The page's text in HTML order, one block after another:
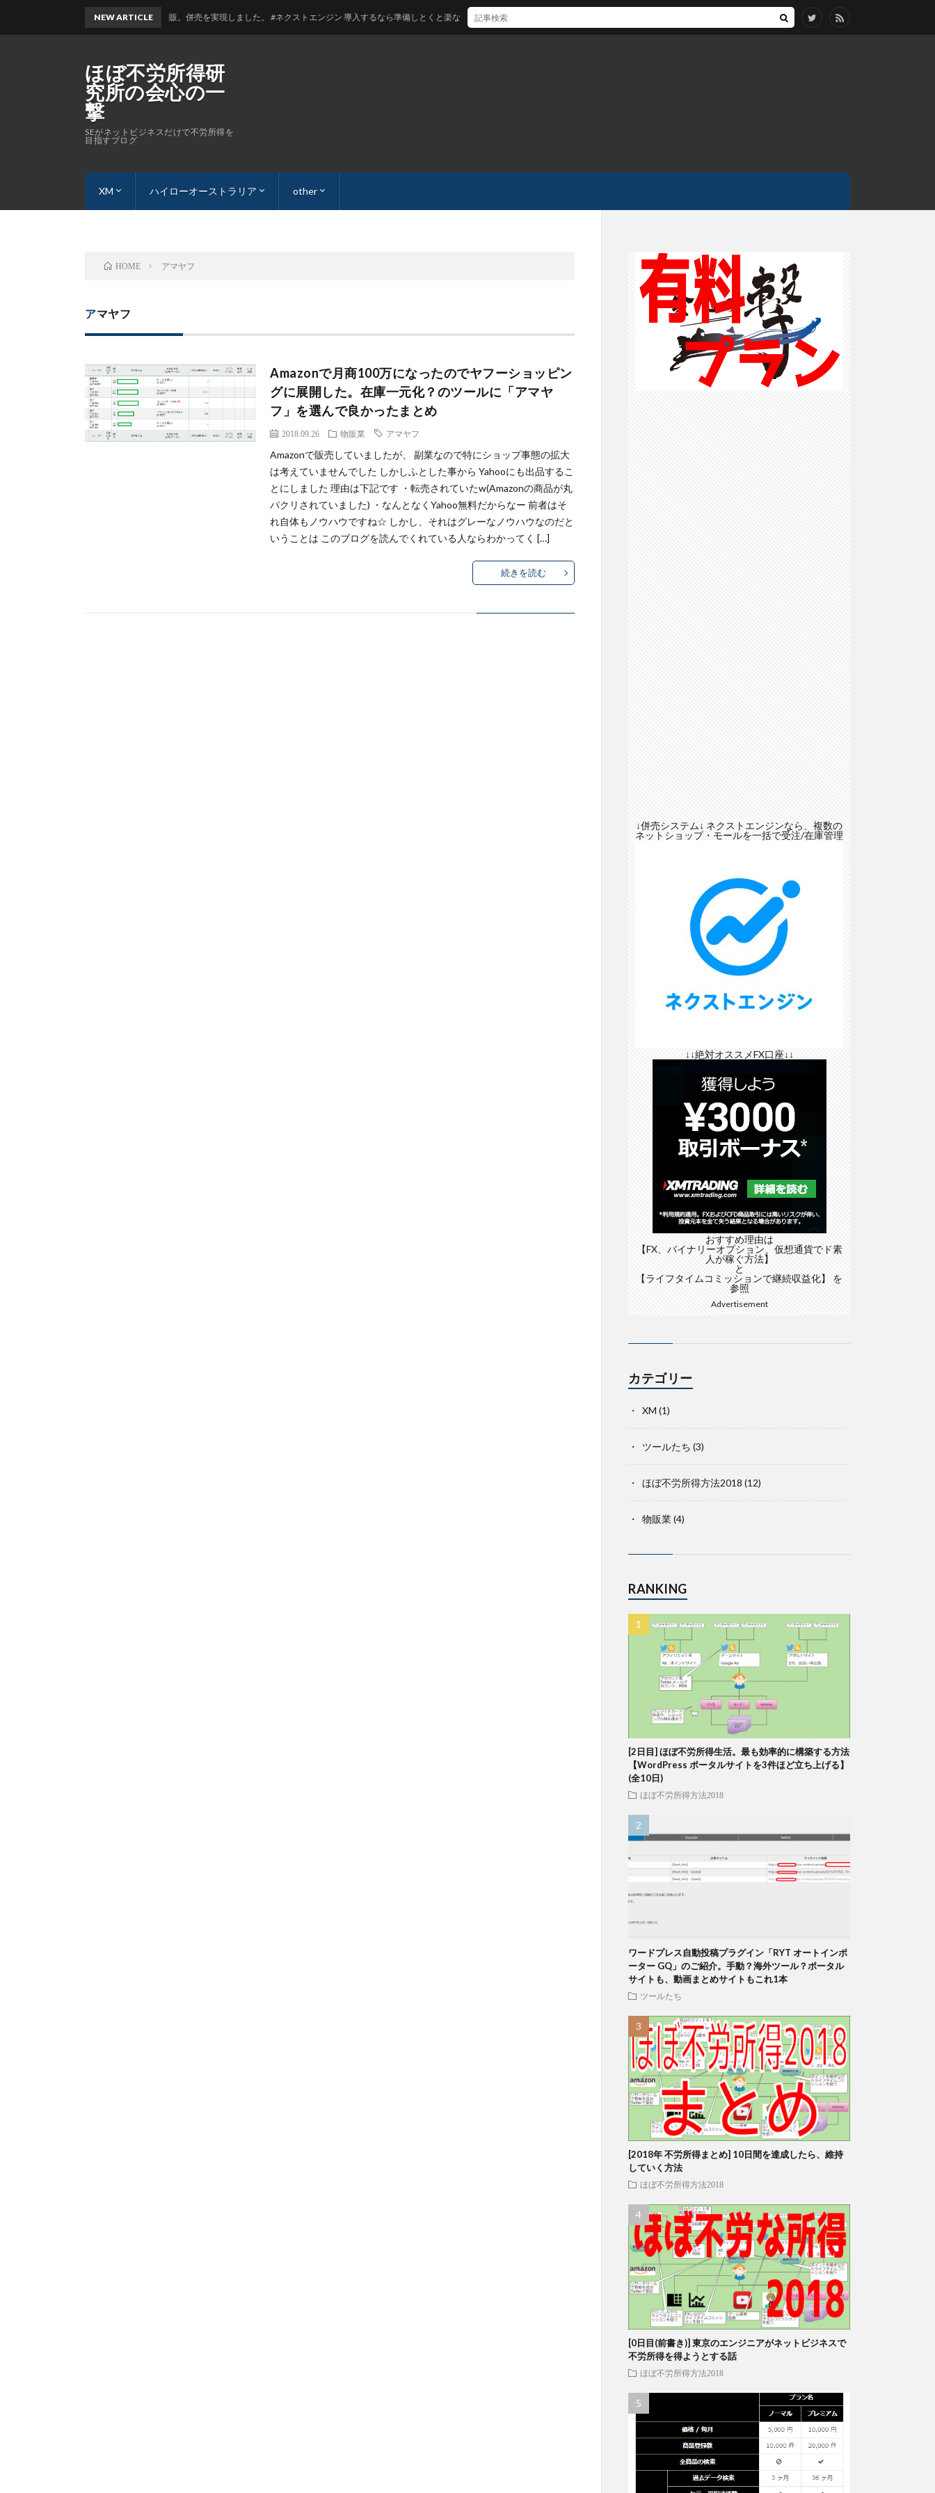
ほぼ不労所得研
究所の会心の一
撃
SEがネットビジネスだけで不労所得を
目指すブログ
XM ハイローオーストラリア other
NEW ARTICLE
』からの『楽天』物販。併売を実現しました。 #ネクストエンジン 導入するなら準備しとくと楽な「 3つ」のこと。これから始めるならネクストエンジンに寄せておいたほうがよい事柄
HOME アマヤフ
アマヤフ
Amazonで月商100万になったのでヤフーショッピン
グに展開した。在庫一元化？のツールに「アマヤ
フ」を選んで良かったまとめ
2018.09.26 物販業 アマヤフ
Amazonで販売していましたが、 副業なので特にショップ事態の拡大
は考えていませんでした しかしふとした事から Yahooにも出品するこ
とにしました 理由は下記です ・転売されていたw(Amazonの商品が丸
パクリされていました) ・なんとなくYahoo無料だからなー 前者はそ
れ自体もノウハウですね☆ しかし、それはグレーなノウハウなのだと
いうことは このブログを読んでくれている人ならわかってく […]
続きを読む
↓併売システム↓ ネクストエンジンなら、複数の
ネットショップ・モールを一括で受注/在庫管理
↓↓絶対オススメFX口座↓↓
おすすめ理由は
【FX、バイナリーオプション、仮想通貨でド素
人が稼ぐ方法】
と
【ライフタイムコミッションで継続収益化】
を
参照
Advertisement
カテゴリー
XM (1)
ツールたち (3)
ほぼ不労所得方法2018 (12)
物販業(4)
RANKING
[2日目] ほぼ不労所得生活。最も効率的に構築する方法
【WordPress ポータルサイトを3件ほど立ち上げる】
(全10日)
ほぼ不労所得方法2018
ワードプレス自動投稿プラグイン「RYT オートインポ
ーター GQ」のご紹介。手動？海外ツール？ポータル
サイトも、動画まとめサイトもこれ1本
ツールたち
[2018年 不労所得まとめ] 10日間を達成したら、維持
していく方法
ほぼ不労所得方法2018
[0日目(前書き)] 東京のエンジニアがネットビジネスで
不労所得を得ようとする話
ほぼ不労所得方法2018